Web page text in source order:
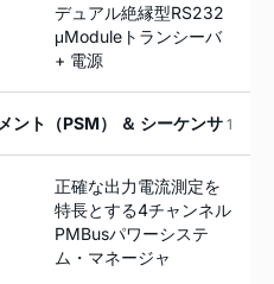
デュアル絶縁型RS232
μModuleトランシーバ
+ 電源
ント（PSM） ＆ シーケンサ 1
正確な出力電流測定を
特長とする4チャンネル
PMBusパワーシステ
ム・マネージャ